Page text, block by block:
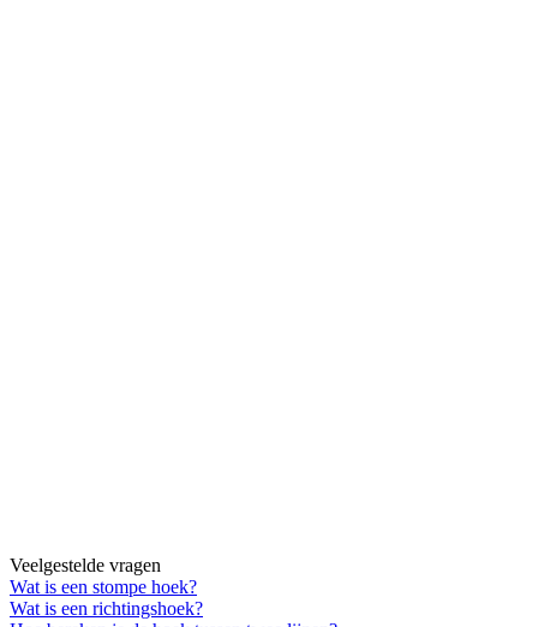
Veelgestelde vragen
Wat is een stompe hoek?
Wat is een richtingshoek?